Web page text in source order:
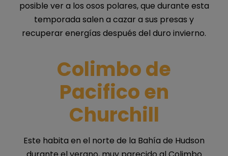
posible ver a los osos polares, que durante esta
temporada salen a cazar a sus presas y
recuperar energías después del duro invierno.
Colimbo de
Pacifico en
Churchill
Este habita en el norte de la Bahía de Hudson